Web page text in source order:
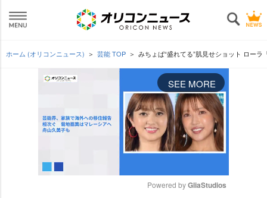
ホーム (オリコンニュース) 芸能 TOP みちょぱ“盛れてる”肌見せショット ロー
SEE MORE
Powered by GliaStudios